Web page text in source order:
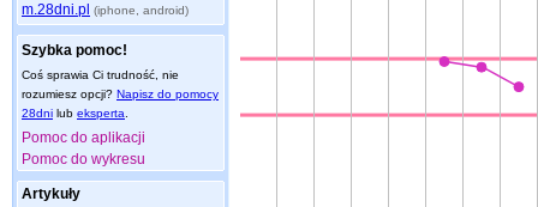
m.28dni.pl (iphone, android)
Szybka pomoc!
Coś sprawia Ci trudność, nie
rozumiesz opcji? Napisz do pomocy
28dni lub eksperta
Pomoc do aplikacji
Pomoc do wykresu
Artykuły